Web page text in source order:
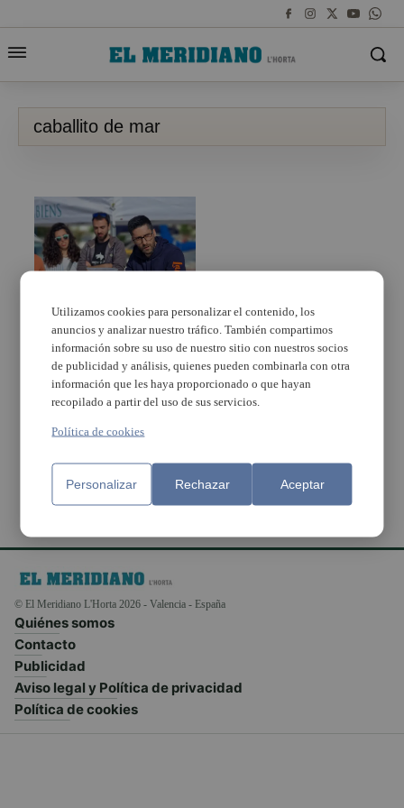
caballito de mar
Alboraya reafirma su
compromiso con el
medio ambiente con la
conservación de
especies autóctonas
como el caballito de
mar
© El Meridiano L'Horta 2026 - Valencia - España
Quiénes somos
Contacto
Publicidad
Aviso legal y Política de privacidad
Política de cookies
Utilizamos cookies para personalizar el contenido, los
anuncios y analizar nuestro tráfico. También compartimos
información sobre su uso de nuestro sitio con nuestros socios
de publicidad y análisis, quienes pueden combinarla con otra
información que les haya proporcionado o que hayan
recopilado a partir del uso de sus servicios.
Política de cookies
Personalizar Rechazar Aceptar